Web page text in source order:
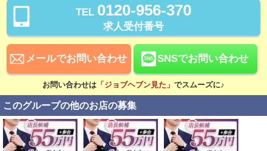
日払い可 賞与あり
待遇
社会保険完備 交通費支給
寮・社宅あり 研修あり
こだわり
未経験可 経験者歓迎
TEL 0120-956-370
求人受付番号
メールでお問い合わせ SNSでお問い合わせ
お問い合わせは 「ジョブヘブン見た」 でスムーズに♪
このグループの他のお店の募集